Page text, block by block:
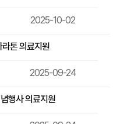
2025-10-02
톤 의료지원
2025-09-24
행사 의료지원